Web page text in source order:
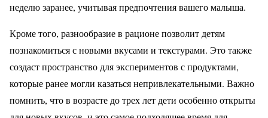
неделю заранее, учитывая предпочтения вашего малыша.
Кроме того, разнообразие в рационе позволит детям
познакомиться с новыми вкусами и текстурами. Это также
создаст пространство для экспериментов с продуктами,
которые ранее могли казаться непривлекательными. Важно
помнить, что в возрасте до трех лет дети особенно открыты